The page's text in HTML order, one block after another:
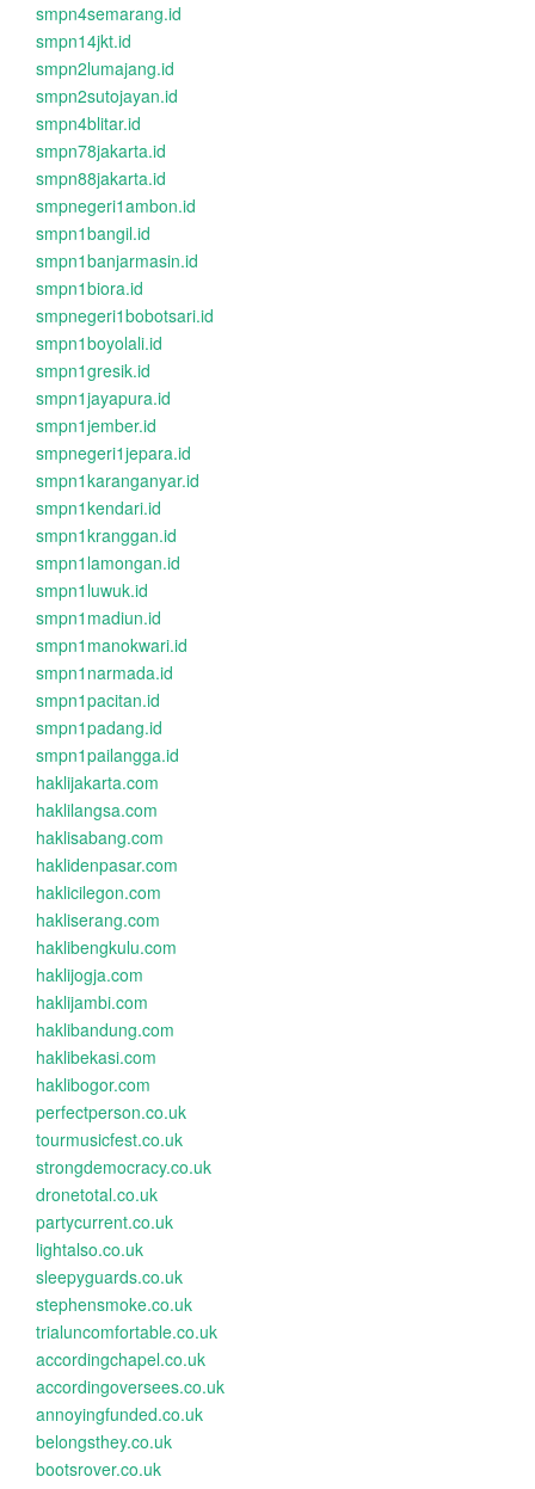
smpn4semarang.id
smpn14jkt.id
smpn2lumajang.id
smpn2sutojayan.id
smpn4blitar.id
smpn78jakarta.id
smpn88jakarta.id
smpnegeri1ambon.id
smpn1bangil.id
smpn1banjarmasin.id
smpn1biora.id
smpnegeri1bobotsari.id
smpn1boyolali.id
smpn1gresik.id
smpn1jayapura.id
smpn1jember.id
smpnegeri1jepara.id
smpn1karanganyar.id
smpn1kendari.id
smpn1kranggan.id
smpn1lamongan.id
smpn1luwuk.id
smpn1madiun.id
smpn1manokwari.id
smpn1narmada.id
smpn1pacitan.id
smpn1padang.id
smpn1pailangga.id
haklijakarta.com
haklilangsa.com
haklisabang.com
haklidenpasar.com
haklicilegon.com
hakliserang.com
haklibengkulu.com
haklijogja.com
haklijambi.com
haklibandung.com
haklibekasi.com
haklibogor.com
perfectperson.co.uk
tourmusicfest.co.uk
strongdemocracy.co.uk
dronetotal.co.uk
partycurrent.co.uk
lightalso.co.uk
sleepyguards.co.uk
stephensmoke.co.uk
trialuncomfortable.co.uk
accordingchapel.co.uk
accordingoversees.co.uk
annoyingfunded.co.uk
belongsthey.co.uk
bootsrover.co.uk